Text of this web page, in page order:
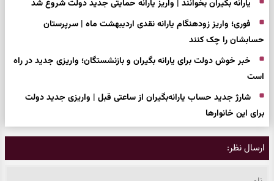
یارانه بگیران بخوانند | واریز یارانه حمایتی جدید دولت شروع شد
فوری؛ واریز زودهنگام یارانه نقدی اردیبهشت ماه | سرپرستان
حسابشان را چک کنند
خبر خوش دولت برای یارانه بگیران و بازنشستگان؛ واریزی جدید در راه
است
شارژ جدید حساب یارانه‌بگیران از ساعتی قبل | واریزی جدید دولت
برای این خانوارها
ارسال نظر: